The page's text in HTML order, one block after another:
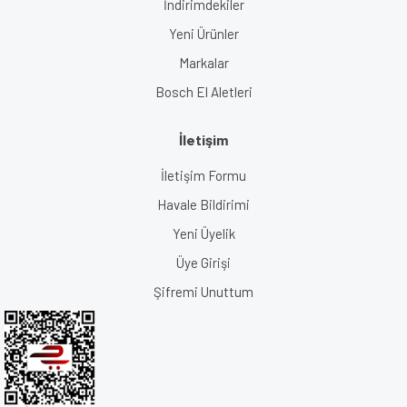
İndirimdekiler
Yeni Ürünler
Markalar
Bosch El Aletleri
İletişim
İletişim Formu
Havale Bildirimi
Yeni Üyelik
Üye Girişi
Şifremi Unuttum